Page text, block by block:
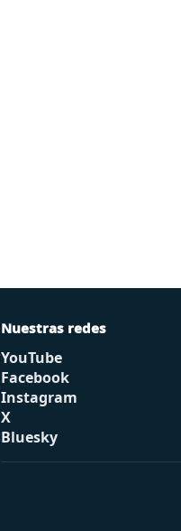
Nuestras redes
YouTube
Facebook
Instagram
X
Bluesky